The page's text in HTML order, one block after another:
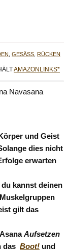
, GESÄSS , RÜCKEN
AMAZONLINKS*
und Geist
dies nicht
erwarten
kannst deinen
gilt das
Aufsetzen
das Boot! und